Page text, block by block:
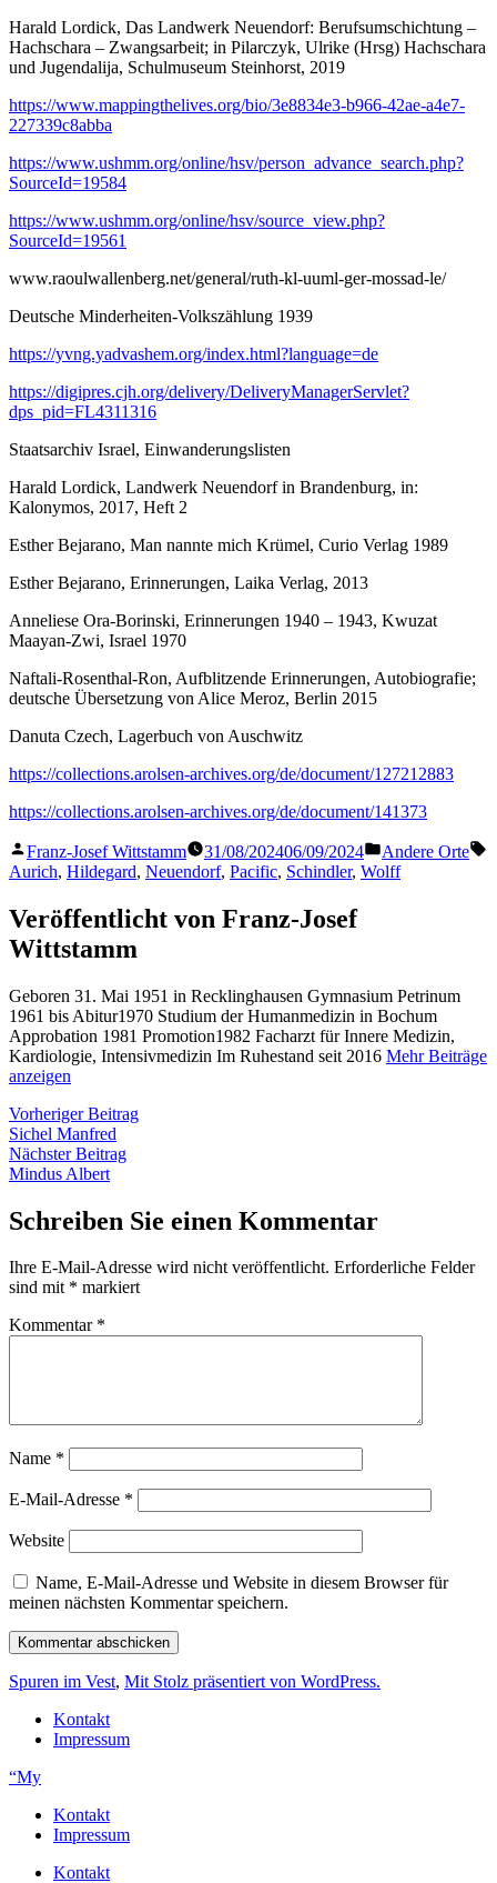
Harald Lordick, Das Landwerk Neuendorf: Berufsumschichtung –
Hachschara – Zwangsarbeit; in Pilarczyk, Ulrike (Hrsg) Hachschara
und Jugendalija, Schulmuseum Steinhorst, 2019
https://www.mappingthelives.org/bio/3e8834e3-b966-42ae-a4e7-
227339c8abba
https://www.ushmm.org/online/hsv/person_advance_search.php?
SourceId=19584
https://www.ushmm.org/online/hsv/source_view.php?
SourceId=19561
www.raoulwallenberg.net/general/ruth-kl-uuml-ger-mossad-le/
Deutsche Minderheiten-Volkszählung 1939
https://yvng.yadvashem.org/index.html?language=de
https://digipres.cjh.org/delivery/DeliveryManagerServlet?
dps_pid=FL4311316
Staatsarchiv Israel, Einwanderungslisten
Harald Lordick, Landwerk Neuendorf in Brandenburg, in:
Kalonymos, 2017, Heft 2
Esther Bejarano, Man nannte mich Krümel, Curio Verlag 1989
Esther Bejarano, Erinnerungen, Laika Verlag, 2013
Anneliese Ora-Borinski, Erinnerungen 1940 – 1943, Kwuzat
Maayan-Zwi, Israel 1970
Naftali-Rosenthal-Ron, Aufblitzende Erinnerungen, Autobiografie;
deutsche Übersetzung von Alice Meroz, Berlin 2015
Danuta Czech, Lagerbuch von Auschwitz
https://collections.arolsen-archives.org/de/document/127212883
https://collections.arolsen-archives.org/de/document/141373
Veröffentlicht
von
Franz-Josef Wittstamm 31/08/202406/09/2024
Veröffentlicht
in
Andere Orte
Aurich, Hildegard, Neuendorf, Pacific, Schindler, Wolff
Veröffentlicht von Franz-Josef
Wittstamm
Geboren 31. Mai 1951 in Recklinghausen Gymnasium Petrinum
1961 bis Abitur1970 Studium der Humanmedizin in Bochum
Approbation 1981 Promotion1982 Facharzt für Innere Medizin,
Kardiologie, Intensivmedizin Im Ruhestand seit 2016 Mehr Beiträge
anzeigen
Beitragsnavigation
Vorheriger BeitragVorheriger
Sichel Manfred
Nächster BeitragNächster
Mindus Albert
Schreiben Sie einen Kommentar
Ihre E-Mail-Adresse wird nicht veröffentlicht. Erforderliche Felder
sind mit * markiert
Kommentar *
Name *
E-Mail-Adresse *
Website
Name, E-Mail-Adresse und Website in diesem Browser für
meinen nächsten Kommentar speichern.
Spuren im Vest, Mit Stolz präsentiert von WordPress.
Kontakt
Impressum
“My
Kontakt
Impressum
Kontakt